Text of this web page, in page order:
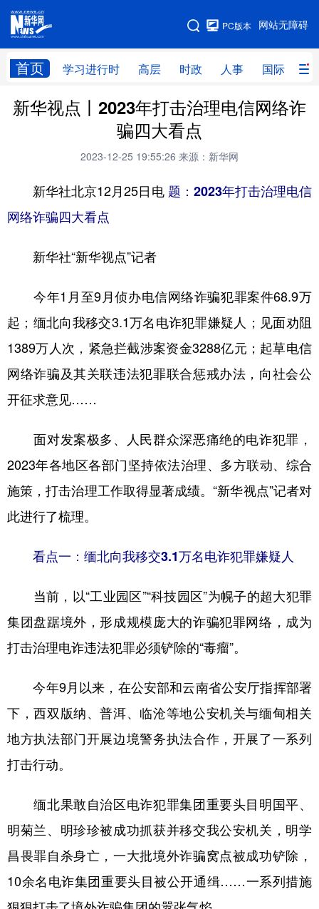
网站无障碍
PC版本
首页 学习进行时 高层 时政 人事 国际 财
网站地图
学习进行时 高层 时政 人事
财经 网评
科技 科创 量子 体育
文化
访谈 视频
食品 人居 信息化 数字经济
学术中国 乡村振兴 银龄 溯源中国
城市 旅游 能源 会展
彩票
公益 一带一路 亚太网 上市公司
文化产业
地方频道
北京 天津 河北 山西
山东 河南 湖北
陕西 甘肃 青海
新疆
多语种频道
Русский язык 日本語 한국어
Deutsch Português
新华视点丨2023年打击治理电信网络诈
骗四大看点
2023-12-25 19:55:26 来源：新华网
新华社北京12月25日电 题：2023年打击治理电信
网络诈骗四大看点
新华社“新华视点”记者
今年1月至9月侦办电信网络诈骗犯罪案件68.9万
起；缅北向我移交3.1万名电诈犯罪嫌疑人；见面劝阻
1389万人次，紧急拦截涉案资金3288亿元；起草电信
网络诈骗及其关联违法犯罪联合惩戒办法，向社会公
开征求意见……
面对发案极多、人民群众深恶痛绝的电诈犯罪，
2023年各地区各部门坚持依法治理、多方联动、综合
施策，打击治理工作取得显著成绩。“新华视点”记者对
此进行了梳理。
看点一：缅北向我移交3.1万名电诈犯罪嫌疑人
当前，以“工业园区”“科技园区”为幌子的超大犯罪
集团盘踞境外，形成规模庞大的诈骗犯罪网络，成为
打击治理电诈违法犯罪必须铲除的“毒瘤”。
今年9月以来，在公安部和云南省公安厅指挥部署
下，西双版纳、普洱、临沧等地公安机关与缅甸相关
地方执法部门开展边境警务执法合作，开展了一系列
打击行动。
缅北果敢自治区电诈犯罪集团重要头目明国平、
明菊兰、明珍珍被成功抓获并移交我公安机关，明学
昌畏罪自杀身亡，一大批境外诈骗窝点被成功铲除，
10余名电诈集团重要头目被公开通缉……一系列措施